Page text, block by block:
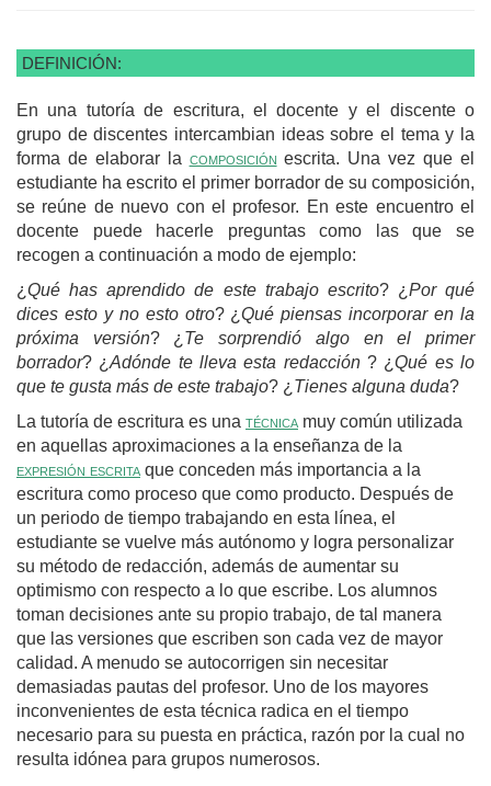
DEFINICIÓN:
En una tutoría de escritura, el docente y el discente o
grupo de discentes intercambian ideas sobre el tema y la
forma de elaborar la composición escrita. Una vez que el
estudiante ha escrito el primer borrador de su composición,
se reúne de nuevo con el profesor. En este encuentro el
docente puede hacerle preguntas como las que se
recogen a continuación a modo de ejemplo:
¿ Qué has aprendido de este trabajo escrito? ¿ Por qué
dices esto y no esto otro? ¿Qué piensas incorporar en la
próxima versión? ¿ Te sorprendió algo en el primer
borrador? ¿Adónde te lleva esta redacción? ¿Qué es lo
que te gusta más de este trabajo? ¿ Tienes alguna duda?
La tutoría de escritura es una técnica muy común utilizada
en aquellas aproximaciones a la enseñanza de la
expresión escrita que conceden más importancia a la
escritura como proceso que como producto. Después de
un periodo de tiempo trabajando en esta línea, el
estudiante se vuelve más autónomo y logra personalizar
su método de redacción, además de aumentar su
optimismo con respecto a lo que escribe. Los alumnos
toman decisiones ante su propio trabajo, de tal manera
que las versiones que escriben son cada vez de mayor
calidad. A menudo se autocorrigen sin necesitar
demasiadas pautas del profesor. Uno de los mayores
inconvenientes de esta técnica radica en el tiempo
necesario para su puesta en práctica, razón por la cual no
resulta idónea para grupos numerosos.